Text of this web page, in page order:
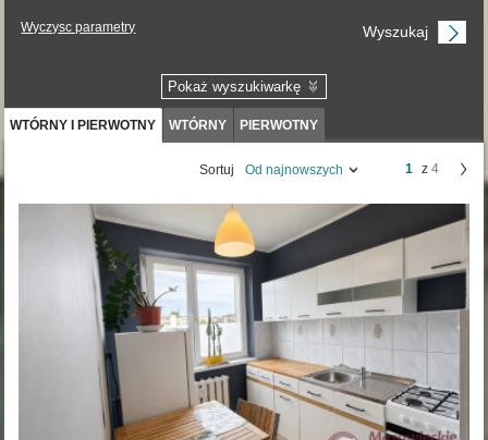
Wyczysc parametry
Pokaż wyszukiwarkę
WTÓRNY I PIERWOTNY WTÓRNY PIERWOTNY
1 z4
Sortuj Od najnowszych